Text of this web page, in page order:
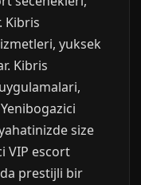
Kibris
yuksek
Kibris
size
VIP escort
prestijli bir